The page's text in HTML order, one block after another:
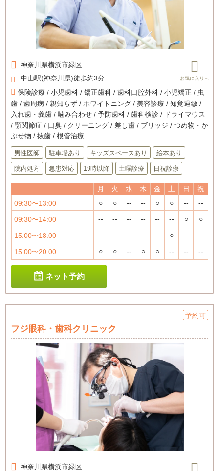
神奈川県横浜市緑区
中山駅(神奈川県)徒歩約3分
保険診療 / 小児歯科 / 矯正歯科 / 歯科口腔外科 / 小児矯正 / 虫
歯 / 歯周病 / 親知らず / ホワイトニング / 美容診療 / 知覚過敏 /
入れ歯・義歯 / 噛み合わせ / 予防歯科 / 歯科検診 / ドライマウス
/ 顎関節症 / 口臭 / クリーニング / 差し歯 / ブリッジ / つめ物・か
ぶせ物 / 抜歯 / 根管治療
男性医師 駐車場あり キッズスペースあり 絵本あり
院内処方 急患対応 19時以降 土曜診療 日祝診療
月 火 水 木 金 土 日
祝
09:30〜13:00
○ ○ -- -- ○ ○ -- --
09:30〜14:00 -- -- -- -- -- -- ○ ○
15:00〜18:00 -- -- -- -- -- ○ -- --
15:00〜20:00 ○ ○ -- ○ ○ -- -- --
ネット予約
予約可
フジ眼科・歯科クリニック
神奈川県横浜市緑区